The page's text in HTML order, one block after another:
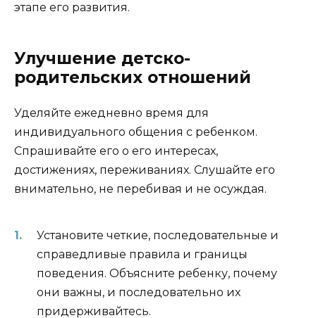
этапе его развития.
Улучшение детско-
родительских отношений
Уделяйте ежедневно время для
индивидуального общения с ребенком.
Спрашивайте его о его интересах,
достижениях, переживаниях. Слушайте его
внимательно, не перебивая и не осуждая.
Установите четкие, последовательные и
справедливые правила и границы
поведения. Объясните ребенку, почему
они важны, и последовательно их
придерживайтесь.